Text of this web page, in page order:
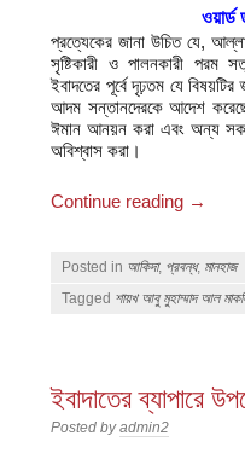
প্রত্যেকের জানা উচিত যে,
সৃষ্টিকারী ও পালনকারী পরম
ইবাদতের পূর্বে দৃঢ়তম যে
আদম সন্তানদেরকে আদেশ
ঈমান আনয়ন করা এবং অন্য
অবিশ্বাস করা।
Continue reading →
Posted in আকিদা, প্রবন্ধ, মানহাজ
Tagged শায়খ আবু মুহাম্মাদ আল
ইবাদাতের ব্যাপারে
Posted byadmin2